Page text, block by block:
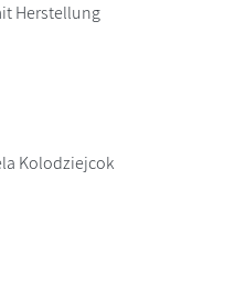
Herstellung
Kolodziejcok